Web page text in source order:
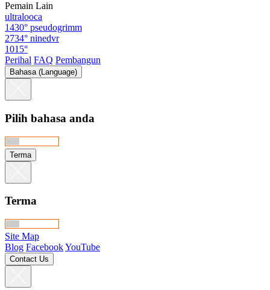
Pemain Lain
ultralooca
1430° pseudogrimm
2734° ninedvr
1015°
Perihal FAQ Pembangun
Bahasa (Language)
Pilih bahasa anda
Terma
Terma
Site Map
Blog FacebookYouTube
Contact Us